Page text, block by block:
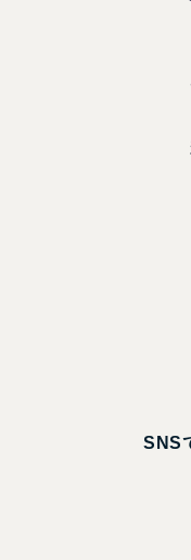
SNS